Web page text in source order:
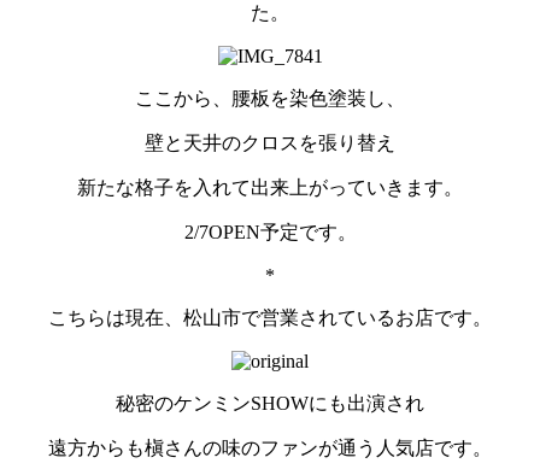
た。
ここから、腰板を染色塗装し、
壁と天井のクロスを張り替え
新たな格子を入れて出来上がっていきます。
2/7OPEN予定です。
*
こちらは現在、松山市で営業されているお店です。
秘密のケンミンSHOWにも出演され
遠方からも槇さんの味のファンが通う人気店です。